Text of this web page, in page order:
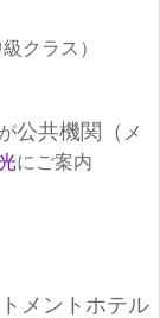
クラス）
公共機関（ メ
にご案内
メントホテル